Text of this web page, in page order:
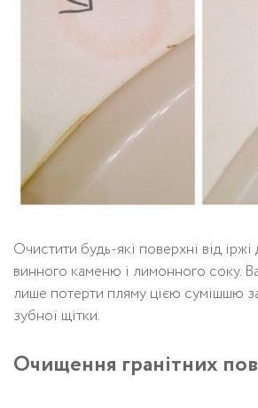
Очистити будь-які поверхні від
винного каменю і лимонного соку.
лише потерти пляму цією сумішшю
зубної щітки.
Очищення гранітних